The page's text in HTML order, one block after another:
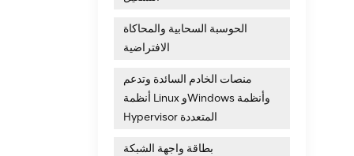
الحوسبة السحابية والمحاكاة
الافتراضية
منصات الخادم السائدة وتدعم
أنظمة Linux وWindows وأنظمة
Hypervisor المتعددة
بطاقة واجهة الشبكة